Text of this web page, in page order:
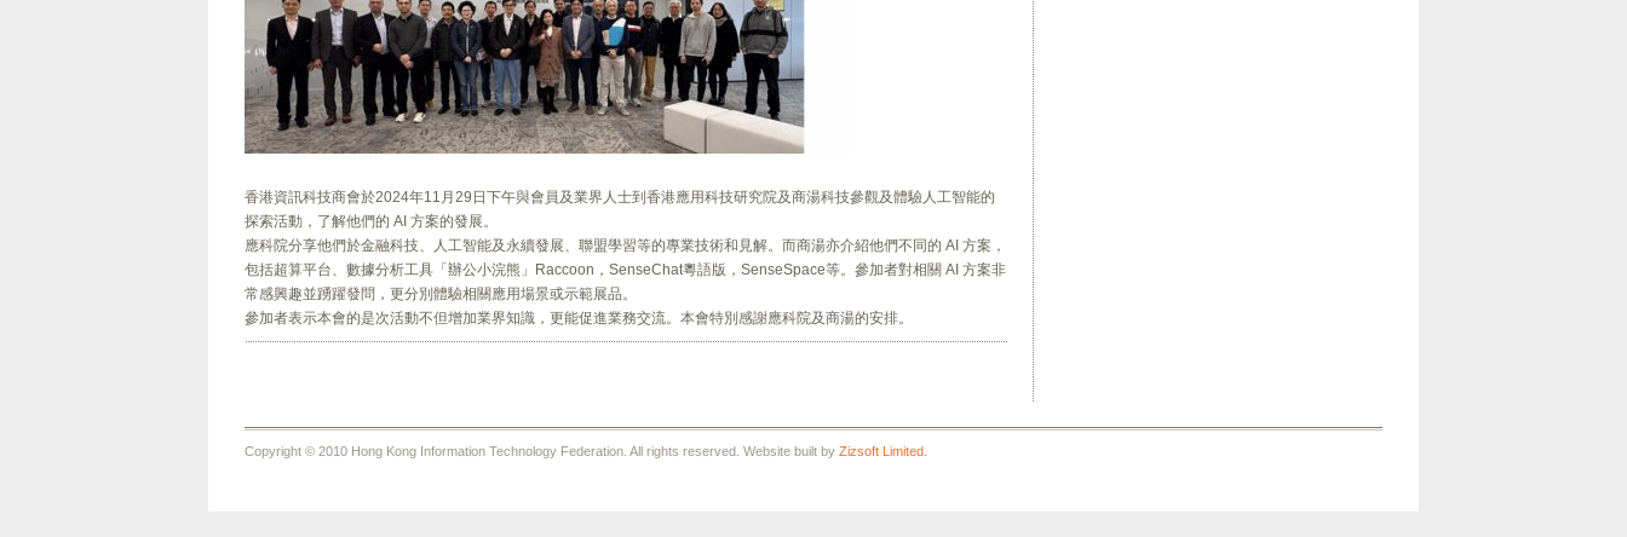
香港資訊科技商會於2024年11月29日下午與會員及業界人士到香港應用科技研究院及商湯科技參觀及體驗人工智能的
探索活動，了解他們的 AI 方案的發展。
應科院分享他們於金融科技、人工智能及永續發展、聯盟學習等的專業技術和見解。而商湯亦介紹他們不同的 AI 方案，
包括超算平台、數據分析工具「辦公小浣熊」Raccoon，SenseChat粵語版，SenseSpace等。參加者對相關 AI 方案非
常感興趣並踴躍發問，更分別體驗相關應用場景或示範展品。
參加者表示本會的是次活動不但增加業界知識，更能促進業務交流。本會特別感謝應科院及商湯的安排。
Copyright © 2010 Hong Kong Information Technology Federation. All rights reserved. Website built by Zizsoft Limited.